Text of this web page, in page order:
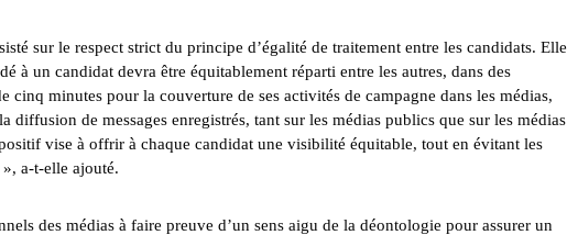
sur le respect strict du principe d’égalité de traitement entre les candidats. Elle
à un candidat devra être équitablement réparti entre les autres, dans des
cinq minutes pour la couverture de ses activités de campagne dans les médias,
diffusion de messages enregistrés, tant sur les médias publics que sur les médias
vise à offrir à chaque candidat une visibilité équitable, tout en évitant les
a-t-elle ajouté.
des médias à faire preuve d’un sens aigu de la déontologie pour assurer un